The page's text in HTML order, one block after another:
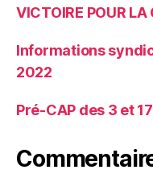
VICTOIRE POUR LA
Informations
2022
Pré-CAP des 3 et